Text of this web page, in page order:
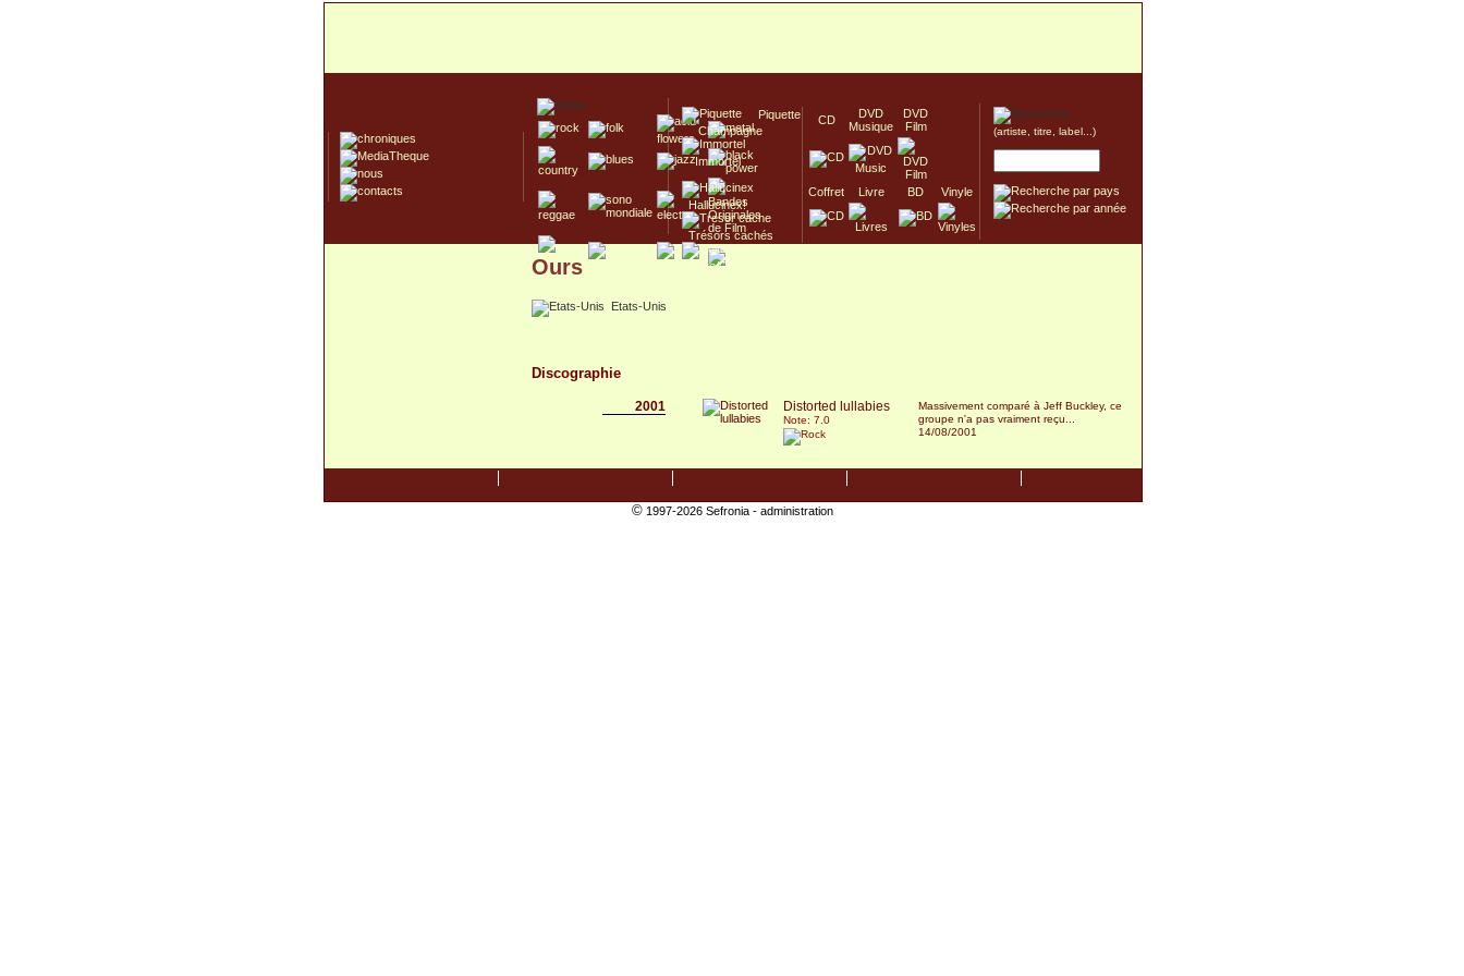
Piquette
Champagne
Immortel
Hallucinex!
Trésors cachés
Culte/Collector
CD
DVD
Musique
DVD
Film
Coffret Livre BD Vinyle
(artiste, titre, label...)
Ours
Etats-Unis
Discographie
2001 Distorted lullabies
Note: 7.0
Massivement comparé à Jeff Buckley, ce
groupe n'a pas vraiment reçu...
14/08/2001
©1997-2026 Sefronia - administration